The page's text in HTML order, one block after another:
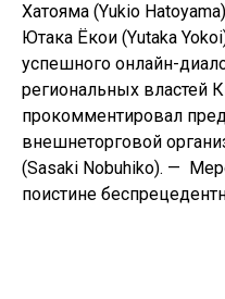
Хатояма (Yukio
Ютака Ёкои (Yutaka
успешного онлайн-
региональных властей
прокомментировал
внешнеторговой
(Sasaki Nobuhiko). —
поистине